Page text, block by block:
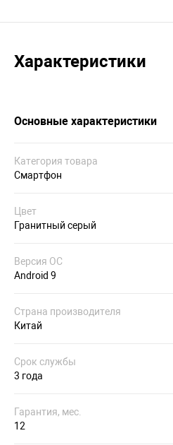
Характеристики
Основные характеристики
Категория товара
Смартфон
Цвет
Гранитный серый
Версия ОС
Android 9
Страна производителя
Китай
Срок службы
3 года
Гарантия, мес.
12